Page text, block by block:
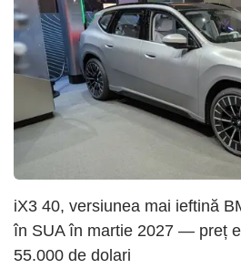
iX3 40, versiunea mai ieftină
în SUA în martie 2027 — preț
55.000 de dolari